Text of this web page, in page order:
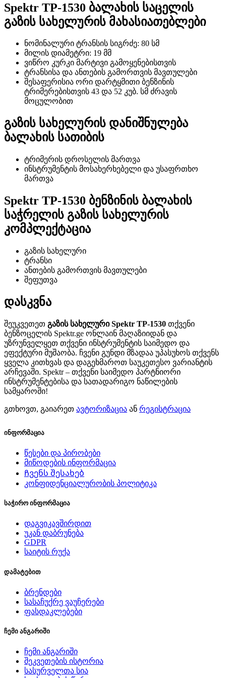
Spektr TP-1530 ბალახის საცელის
გაზის სახელურის მახასიათებლები
ნომინალური ტრანსის სიგრძე: 80 სმ
მილის დიამეტრი: 19 მმ
ვიწრო კურკი მარტივი გამოყენებისთვის
ტრანსისა და ანთების გამორთვის მავთულები
შესაფერისია ორი დარტყმითი ბენზინის
ტრიმერებისთვის 43 და 52 კუბ. სმ ძრავის
მოცულობით
გაზის სახელურის დანიშნულება
ბალახის სათიბის
ტრიმერის დროსელის მართვა
ინსტრუმენტის მოსახერხებელი და უსაფრთხო
მართვა
Spektr TP-1530 ბენზინის ბალახის
საჭრელის გაზის სახელურის
კომპლექტაცია
გაზის სახელური
ტრანსი
ანთების გამორთვის მავთულები
შეფუთვა
დასკვნა
შეუკვეთეთ გაზის სახელური Spektr TP-1530 თქვენი
ბენზოცელის Spektr.ge ონლაინ მაღაზიიდან და
უზრუნველყეთ თქვენი ინსტრუმენტის საიმედო და
ეფექტური მუშაობა. ჩვენი გუნდი მზადაა უპასუხოს თქვენს
ყველა კითხვას და დაგეხმაროთ საუკეთესო ვარიანტის
არჩევაში. Spektr – თქვენი საიმედო პარტნიორი
ინსტრუმენტებისა და სათადარიგო ნაწილების
სამყაროში!
გთხოვთ, გაიარეთ ავტორიზაცია ან რეგისტრაცია
ინფორმაცია
წესები და პირობები
მიწოდების ინფორმაცია
Ჩვენს შესახებ
კონფიდენციალურობის პოლიტიკა
საჭირო ინფორმაცია
დაგვიკავშირდით
უკან დაბრუნება
GDPR
საიტის რუქა
დამატებით
ბრენდები
სასაჩუქრე ვაუჩერები
ფასდაკლებები
ჩემი ანგარიში
ჩემი ანგარიში
შეკვეთების ისტორია
სასურველთა სია